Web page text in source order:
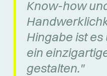
Know-how
Hingabe ist
ein
gestalten."